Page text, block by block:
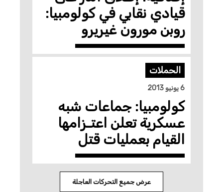
قيادي نقابي في كولومبيا:
روبن مورون غيريرو
الحملات
كولومبيا: جماعات شبه
عسكرية تعلن اعتـزامها
القيام بعمليات قتل
عرض جميع التحركات العاجلة